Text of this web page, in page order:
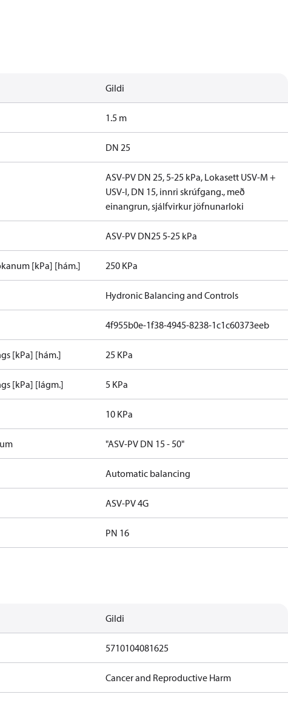
Gildi
1.5 m
DN 25
ASV-PV DN 25, 5-25 kPa, Lokasett USV-M +
USV-I, DN 15, innri skrúfgang., með
einangrun, sjálfvirkur jöfnunarloki
ASV-PV DN25 5-25 kPa
[kPa] [hám.] 250 KPa
Hydronic Balancing and Controls
4f955b0e-1f38-4945-8238-1c1c60373eeb
[kPa] [hám.] 25 KPa
[kPa] [lágm.] 5 KPa
10 KPa
"ASV-PV DN 15 - 50"
Automatic balancing
ASV-PV 4G
PN 16
Gildi
5710104081625
Cancer and Reproductive Harm